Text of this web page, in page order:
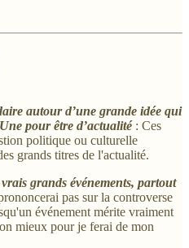
autour d’une grande idée qui
pour être d’actualité : Ces
politique ou culturelle
grands titres de l'actualité.
grands événements, partout
pas sur la controverse
événement mérite vraiment
mieux pour je ferai de mon